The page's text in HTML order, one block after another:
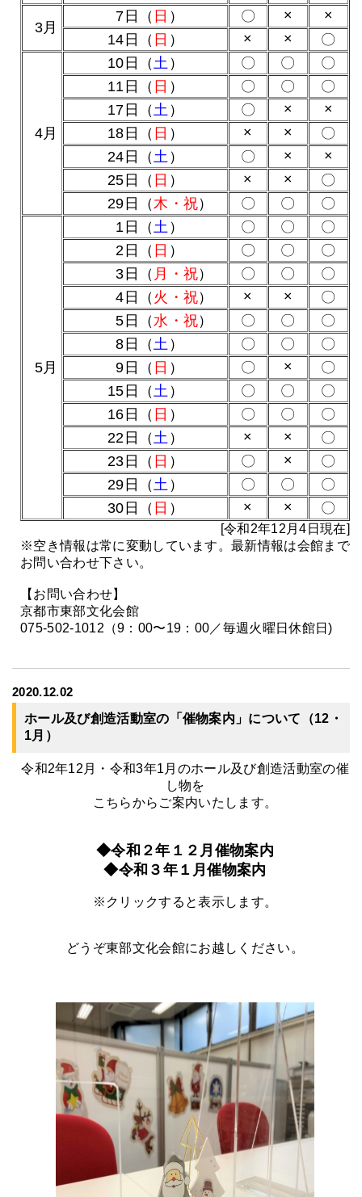
3月
7日（ 日 ） 〇 ×
×
14日（ 日 ） × × 〇
4月
10日（土 ） 〇 〇
〇
11日（ 日 ） 〇 〇
〇
17日（土 ） 〇 ×
×
18日（ 日 ） × ×
〇
24日（土 ） 〇 ×
×
25日（ 日 ） × ×
〇
29日（木・祝） 〇 〇 〇
5月
1日（土 ） 〇 〇
〇
02日（ 日 ） 〇 〇
〇
03日（ 月・祝） 〇 〇
〇
04日（ 火・祝） × ×
〇
05日（水・祝） 〇 〇
〇
08日（土 ） 〇 〇
〇
09日（ 日 ） 〇 ×
〇
15日（土 ） 〇 〇
〇
16日（ 日 ） 〇 〇
〇
22日（土 ） × ×
〇
23日（ 日 ） 〇 ×
〇
29日（土 ） 〇 〇
〇
30日（ 日 ） × × 〇
[令和2年12月4日現在]
※空き情報は常に変動しています。最新情報は会館まで
お問い合わせ下さい。
【お問い合わせ】
京都市東部文化会館
075-502-1012（9：00〜19：00／毎週火曜日休館日)
2020.12.02
ホール及び創造活動室の「催物案内」について（12・
1月）
令和2年12月・令和3年1月のホール及び創造活動室の催
し物を
こちらからご案内いたします。
◆令和２年１２月催物案内
◆令和３年１月催物案内
※クリックすると表示します。
どうぞ東部文化会館にお越しください。